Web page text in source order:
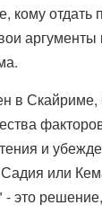
кому отдать
в
и
Садия или
это